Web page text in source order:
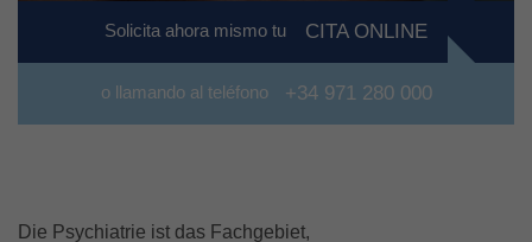
Solicita ahora mismo tu CITA ONLINE
o llamando al teléfono +34 971 280 000
Die Psychiatrie ist das Fachgebiet,